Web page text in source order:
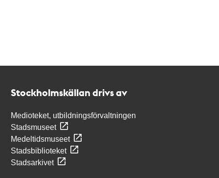
Stockholmskällan drivs av
Medioteket, utbildningsförvaltningen
Stadsmuseet
Medeltidsmuseet
Stadsbiblioteket
Stadsarkivet